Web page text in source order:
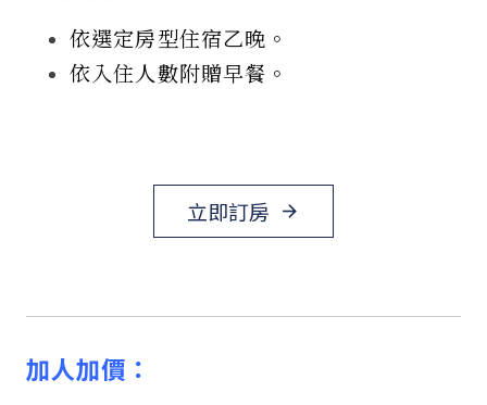
依選定房型住宿乙晚。
依入住人數附贈早餐。
立即訂房 arrow_forward
加人加價：